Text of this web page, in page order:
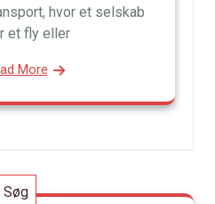
hvor et selskab
et fly eller
More
Søg